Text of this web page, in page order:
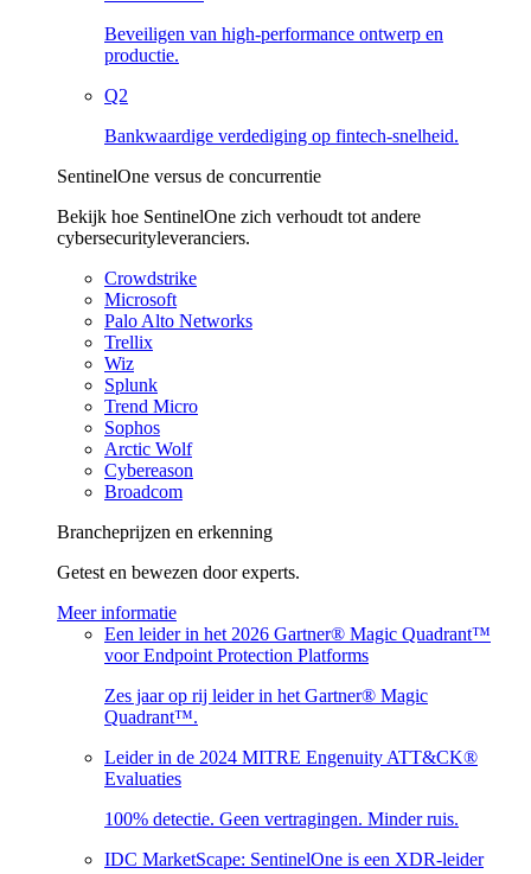
Beveiligen van high-performance ontwerp en
productie.
Q2
Bankwaardige verdediging op fintech-snelheid.
SentinelOne versus de concurrentie
Bekijk hoe SentinelOne zich verhoudt tot andere
cybersecurityleveranciers.
Crowdstrike
Microsoft
Palo Alto Networks
Trellix
Wiz
Splunk
Trend Micro
Sophos
Arctic Wolf
Cybereason
Broadcom
Brancheprijzen en erkenning
Getest en bewezen door experts.
Meer informatie
Een leider in het 2026 Gartner® Magic Quadrant™
voor Endpoint Protection Platforms
Zes jaar op rij leider in het Gartner® Magic
Quadrant™.
Leider in de 2024 MITRE Engenuity ATT&CK®
Evaluaties
100% detectie. Geen vertragingen. Minder ruis.
IDC MarketScape: SentinelOne is een XDR-leider